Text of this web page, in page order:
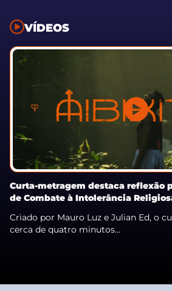
VÍDEOS
Curta-metragem destaca reflexão
de Combate à Intolerância
Criado por Mauro Luz e Julian Ed, o
cerca de quatro minutos...